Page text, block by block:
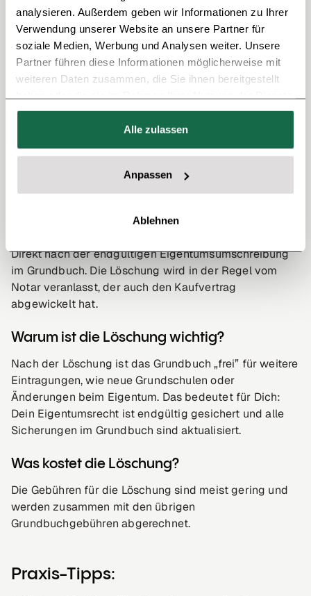
analysieren. Außerdem geben wir Informationen zu Ihrer
Verwendung unserer Website an unsere Partner für
soziale Medien, Werbung und Analysen weiter. Unsere
Partner führen diese Informationen möglicherweise mit
weiteren Daten zusammen, die Sie ihnen bereitgestellt
haben oder die sie im Rahmen Ihrer Nutzung der Dienste
gesammelt haben.
Alle zulassen
Anpassen
Ablehnen
niemand die Wohnung anderweitig verkauft oder sie
belastet, bevor Du Eigentümer bist. Das
Gemeinschaftseigentum bleibt davon unberührt,
Belastungen hierfür können weiterhin bestehen.
Löschung der
Auflassungsvormerkung
Die Auflassungsvormerkung ist für den Immobilienkauf
nur temporär notwendig. Sobald das Eigentum offiziell
auf Dich übertragen wurde, wird sie wieder gelöscht.
Wann erfolgt die Löschung?
Direkt nach der endgültigen Eigentumsumschreibung
im Grundbuch. Die Löschung wird in der Regel vom
Notar veranlasst, der auch den Kaufvertrag
abgewickelt hat.
Warum ist die Löschung wichtig?
Nach der Löschung ist das Grundbuch „frei” für weitere
Eintragungen, wie neue Grundschulen oder
Änderungen beim Eigentum. Das bedeutet für Dich:
Dein Eigentumsrecht ist endgültig gesichert und alle
Sicherungen im Grundbuch sind aktualisiert.
Was kostet die Löschung?
Die Gebühren für die Löschung sind meist gering und
werden zusammen mit den übrigen
Grundbuchgebühren abgerechnet.
Praxis-Tipps: